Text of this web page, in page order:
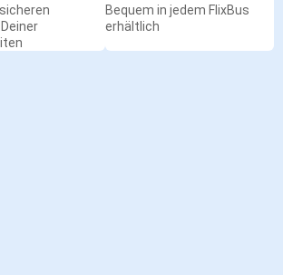
Bequem in jedem FlixBus
erhältlich